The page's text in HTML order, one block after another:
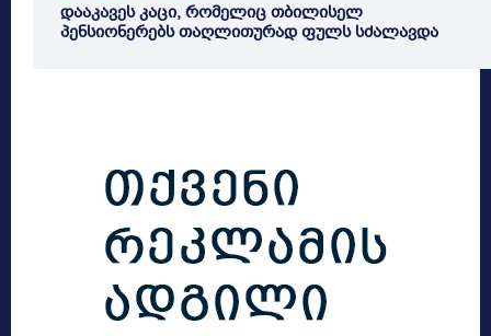
დააკავეს კაცი, რომელიც თბილისელ
პენსიონერებს თაღლითურად ფულს სძალავდა